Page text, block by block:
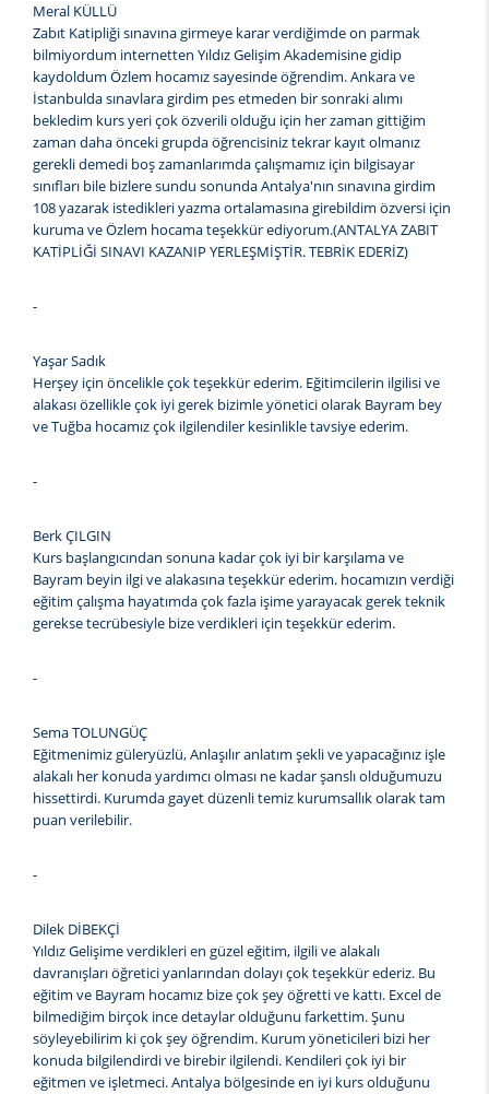
Meral KÜLLÜ
Zabıt Katipliği sınavına girmeye karar verdiğimde on parmak
bilmiyordum internetten Yıldız Gelişim Akademisine gidip
kaydoldum Özlem hocamız sayesinde öğrendim. Ankara ve
İstanbulda sınavlara girdim pes etmeden bir sonraki alımı
bekledim kurs yeri çok özverili olduğu için her zaman gittiğim
zaman daha önceki grupda öğrencisiniz tekrar kayıt olmanız
gerekli demedi boş zamanlarımda çalışmamız için bilgisayar
sınıfları bile bizlere sundu sonunda Antalya'nın sınavına girdim
108 yazarak istedikleri yazma ortalamasına girebildim özversi için
kuruma ve Özlem hocama teşekkür ediyorum.(ANTALYA ZABIT
KATİPLİĞİ SINAVI KAZANIP YERLEŞMİŞTİR. TEBRİK EDERİZ)
-
Yaşar Sadık
Herşey için öncelikle çok teşekkür ederim. Eğitimcilerin ilgilisi ve
alakası özellikle çok iyi gerek bizimle yönetici olarak Bayram bey
ve Tuğba hocamız çok ilgilendiler kesinlikle tavsiye ederim.
-
Berk ÇILGIN
Kurs başlangıcından sonuna kadar çok iyi bir karşılama ve
Bayram beyin ilgi ve alakasına teşekkür ederim. hocamızın verdiği
eğitim çalışma hayatımda çok fazla işime yarayacak gerek teknik
gerekse tecrübesiyle bize verdikleri için teşekkür ederim.
-
Sema TOLUNGÜÇ
Eğitmenimiz güleryüzlü, Anlaşılır anlatım şekli ve yapacağınız işle
alakalı her konuda yardımcı olması ne kadar şanslı olduğumuzu
hissettirdi. Kurumda gayet düzenli temiz kurumsallık olarak tam
puan verilebilir.
-
Dilek DİBEKÇİ
Yıldız Gelişime verdikleri en güzel eğitim, ilgili ve alakalı
davranışları öğretici yanlarından dolayı çok teşekkür ederiz. Bu
eğitim ve Bayram hocamız bize çok şey öğretti ve kattı. Excel de
bilmediğim birçok ince detaylar olduğunu farkettim. Şunu
söyleyebilirim ki çok şey öğrendim. Kurum yöneticileri bizi her
konuda bilgilendirdi ve birebir ilgilendi. Kendileri çok iyi bir
eğitmen ve işletmeci. Antalya bölgesinde en iyi kurs olduğunu